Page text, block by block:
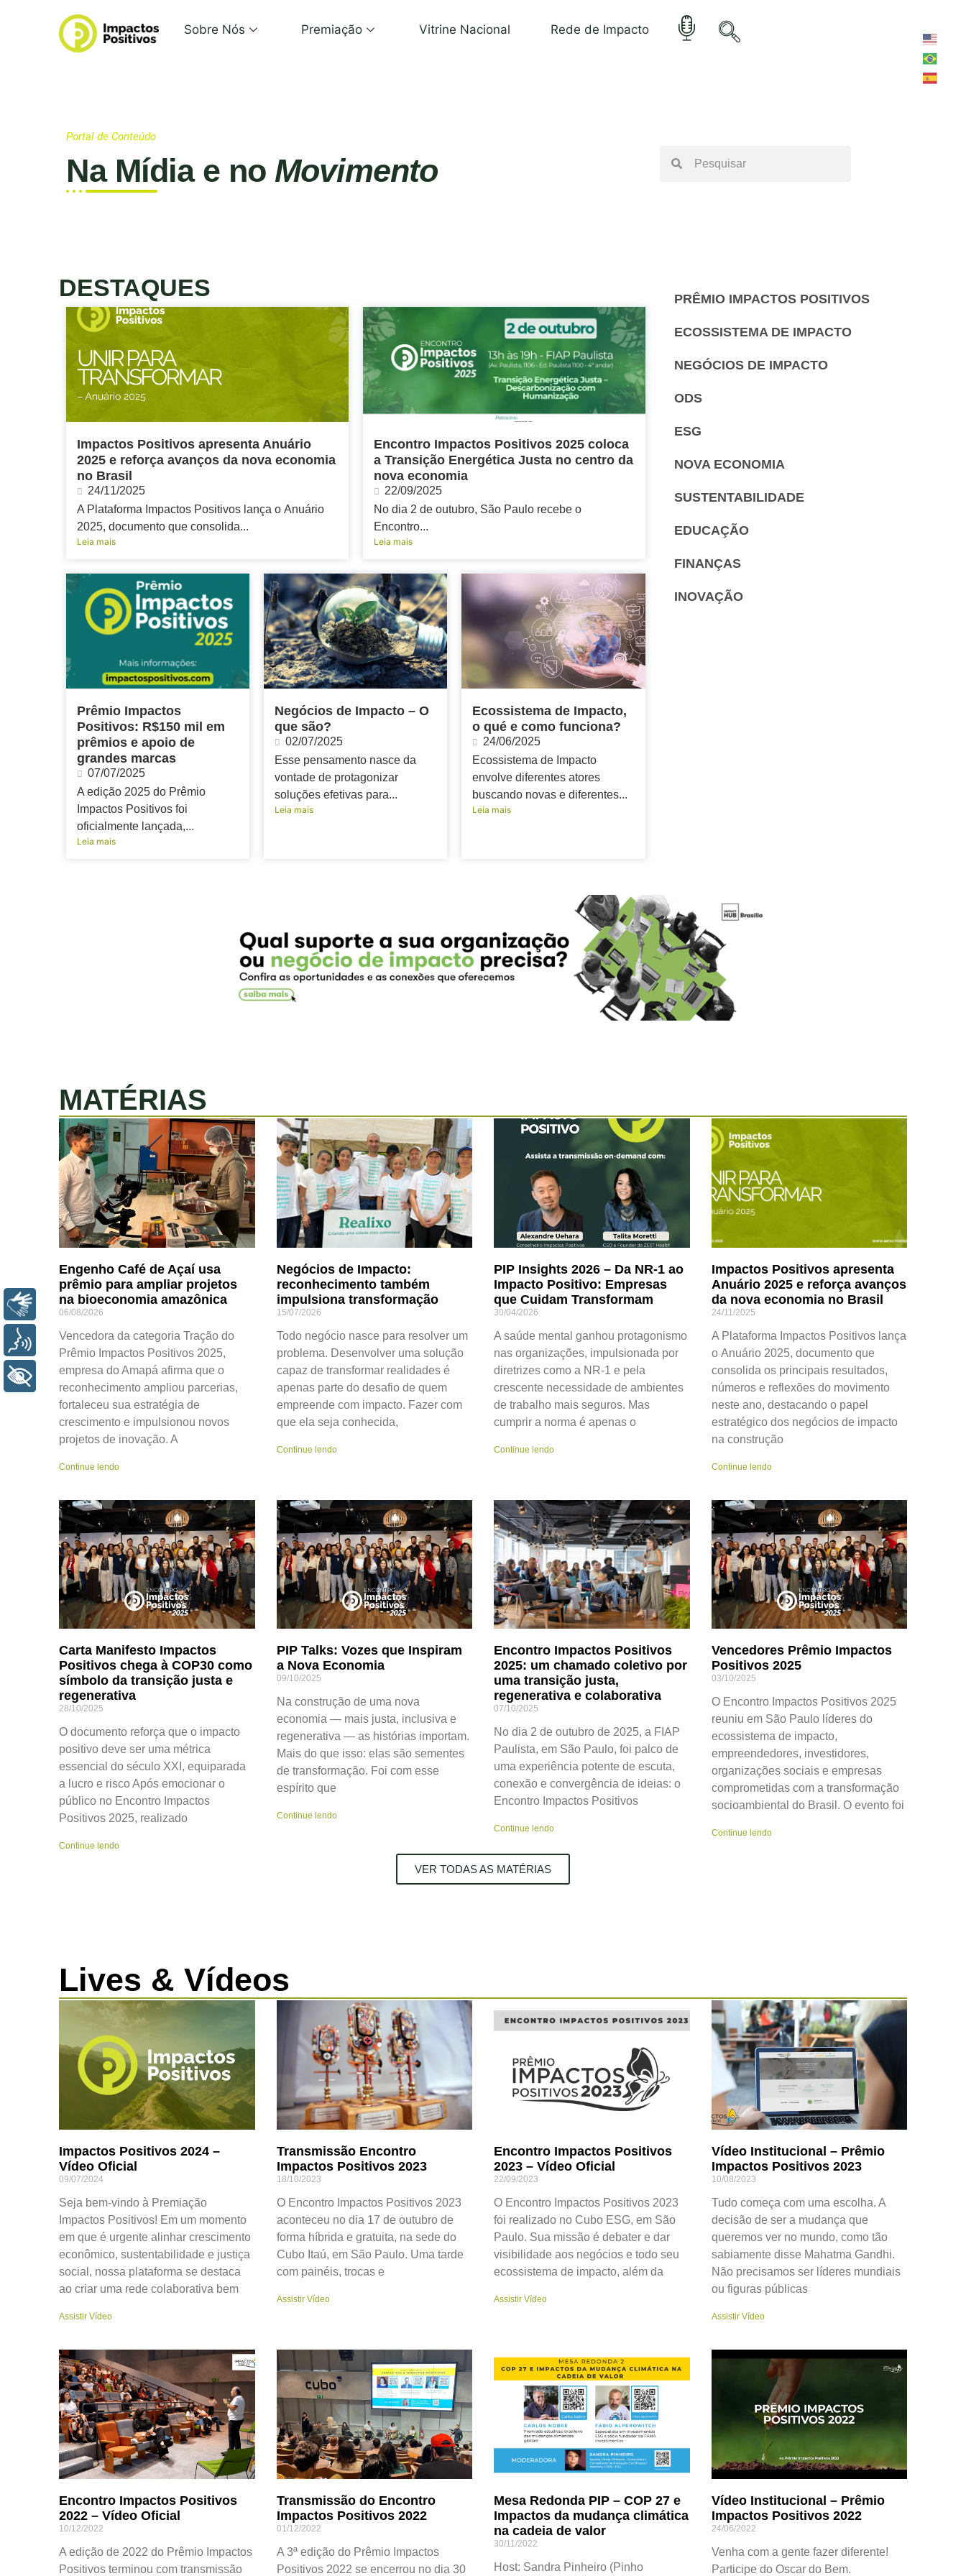
Sobre Nós Premiação Vitrine Nacional Rede de Impacto
Portal de Conteúdo
Na Mídia e no Movimento
DESTAQUES
Impactos Positivos apresenta Anuário
2025 e reforça avanços da nova economia
no Brasil
24/11/2025
A Plataforma Impactos Positivos lança o Anuário
2025, documento que consolida...
Leia mais
Encontro Impactos Positivos 2025 coloca
a Transição Energética Justa no centro da
nova economia
22/09/2025
No dia 2 de outubro, São Paulo recebe o
Encontro...
Leia mais
Prêmio Impactos
Positivos: R$150 mil em
prêmios e apoio de
grandes marcas
07/07/2025
A edição 2025 do Prêmio
Impactos Positivos foi
oficialmente lançada,...
Leia mais
Negócios de Impacto – O
que são?
02/07/2025
Esse pensamento nasce da
vontade de protagonizar
soluções efetivas para...
Leia mais
Ecossistema de Impacto,
o qué e como funciona?
24/06/2025
Ecossistema de Impacto
envolve diferentes atores
buscando novas e diferentes...
Leia mais
PRÊMIO IMPACTOS POSITIVOS
ECOSSISTEMA DE IMPACTO
NEGÓCIOS DE IMPACTO
ODS
ESG
NOVA ECONOMIA
SUSTENTABILIDADE
EDUCAÇÃO
FINANÇAS
INOVAÇÃO
MATÉRIAS
Engenho Café de Açaí usa
prêmio para ampliar projetos
na bioeconomia amazônica
06/08/2026
Vencedora da categoria Tração do
Prêmio Impactos Positivos 2025,
empresa do Amapá afirma que o
reconhecimento ampliou parcerias,
fortaleceu sua estratégia de
crescimento e impulsionou novos
projetos de inovação. A
Continue lendo
Negócios de Impacto:
reconhecimento também
impulsiona transformação
15/07/2026
Todo negócio nasce para resolver um
problema. Desenvolver uma solução
capaz de transformar realidades é
apenas parte do desafio de quem
empreende com impacto. Fazer com
que ela seja conhecida,
Continue lendo
PIP Insights 2026 – Da NR-1 ao
Impacto Positivo: Empresas
que Cuidam Transformam
30/04/2026
A saúde mental ganhou protagonismo
nas organizações, impulsionada por
diretrizes como a NR-1 e pela
crescente necessidade de ambientes
de trabalho mais seguros. Mas
cumprir a norma é apenas o
Continue lendo
Impactos Positivos apresenta
Anuário 2025 e reforça avanços
da nova economia no Brasil
24/11/2025
A Plataforma Impactos Positivos lança
o Anuário 2025, documento que
consolida os principais resultados,
números e reflexões do movimento
neste ano, destacando o papel
estratégico dos negócios de impacto
na construção
Continue lendo
Carta Manifesto Impactos
Positivos chega à COP30 como
símbolo da transição justa e
regenerativa
28/10/2025
O documento reforça que o impacto
positivo deve ser uma métrica
essencial do século XXI, equiparada
a lucro e risco Após emocionar o
público no Encontro Impactos
Positivos 2025, realizado
Continue lendo
PIP Talks: Vozes que Inspiram
a Nova Economia
09/10/2025
Na construção de uma nova
economia — mais justa, inclusiva e
regenerativa — as histórias importam.
Mais do que isso: elas são sementes
de transformação. Foi com esse
espírito que
Continue lendo
Encontro Impactos Positivos
2025: um chamado coletivo por
uma transição justa,
regenerativa e colaborativa
07/10/2025
No dia 2 de outubro de 2025, a FIAP
Paulista, em São Paulo, foi palco de
uma experiência potente de escuta,
conexão e convergência de ideias: o
Encontro Impactos Positivos
Continue lendo
Vencedores Prêmio Impactos
Positivos 2025
03/10/2025
O Encontro Impactos Positivos 2025
reuniu em São Paulo líderes do
ecossistema de impacto,
empreendedores, investidores,
organizações sociais e empresas
comprometidas com a transformação
socioambiental do Brasil. O evento foi
Continue lendo
VER TODAS AS MATÉRIAS
Lives & Vídeos
Impactos Positivos 2024 –
Vídeo Oficial
09/07/2024
Seja bem-vindo à Premiação
Impactos Positivos! Em um momento
em que é urgente alinhar crescimento
econômico, sustentabilidade e justiça
social, nossa plataforma se destaca
ao criar uma rede colaborativa bem
Assistir Vídeo
Transmissão Encontro
Impactos Positivos 2023
18/10/2023
O Encontro Impactos Positivos 2023
aconteceu no dia 17 de outubro de
forma híbrida e gratuita, na sede do
Cubo Itaú, em São Paulo. Uma tarde
com painéis, trocas e
Assistir Vídeo
Encontro Impactos Positivos
2023 – Vídeo Oficial
22/09/2023
O Encontro Impactos Positivos 2023
foi realizado no Cubo ESG, em São
Paulo. Sua missão é debater e dar
visibilidade aos negócios e todo seu
ecossistema de impacto, além da
Assistir Vídeo
Vídeo Institucional – Prêmio
Impactos Positivos 2023
10/08/2023
Tudo começa com uma escolha. A
decisão de ser a mudança que
queremos ver no mundo, como tão
sabiamente disse Mahatma Gandhi.
Não precisamos ser líderes mundiais
ou figuras públicas
Assistir Vídeo
Encontro Impactos Positivos
2022 – Vídeo Oficial
10/12/2022
A edição de 2022 do Prêmio Impactos
Positivos terminou com transmissão
Transmissão do Encontro
Impactos Positivos 2022
01/12/2022
A 3ª edição do Prêmio Impactos
Positivos 2022 se encerrou no dia 30
Mesa Redonda PIP – COP 27 e
Impactos da mudança climática
na cadeia de valor
30/11/2022
Host: Sandra Pinheiro (Pinho
Vídeo Institucional – Prêmio
Impactos Positivos 2022
24/06/2022
Venha com a gente fazer diferente!
Participe do Oscar do Bem.
LIBRAS
VOZ
+ ACESSIBILIDADE